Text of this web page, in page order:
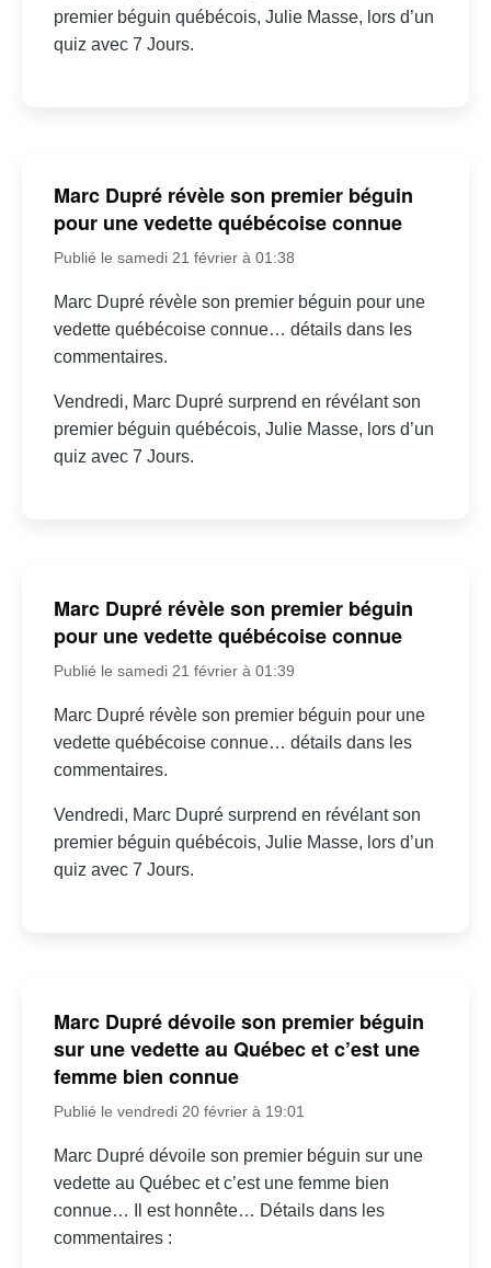
premier béguin québécois, Julie Masse, lors d’un
quiz avec 7 Jours.
Marc Dupré révèle son premier béguin
pour une vedette québécoise connue
Publié le samedi 21 février à 01:38
Marc Dupré révèle son premier béguin pour une
vedette québécoise connue… détails dans les
commentaires.
Vendredi, Marc Dupré surprend en révélant son
premier béguin québécois, Julie Masse, lors d’un
quiz avec 7 Jours.
Marc Dupré révèle son premier béguin
pour une vedette québécoise connue
Publié le samedi 21 février à 01:39
Marc Dupré révèle son premier béguin pour une
vedette québécoise connue… détails dans les
commentaires.
Vendredi, Marc Dupré surprend en révélant son
premier béguin québécois, Julie Masse, lors d’un
quiz avec 7 Jours.
Marc Dupré dévoile son premier béguin
sur une vedette au Québec et c’est une
femme bien connue
Publié le vendredi 20 février à 19:01
Marc Dupré dévoile son premier béguin sur une
vedette au Québec et c’est une femme bien
connue… Il est honnête… Détails dans les
commentaires :